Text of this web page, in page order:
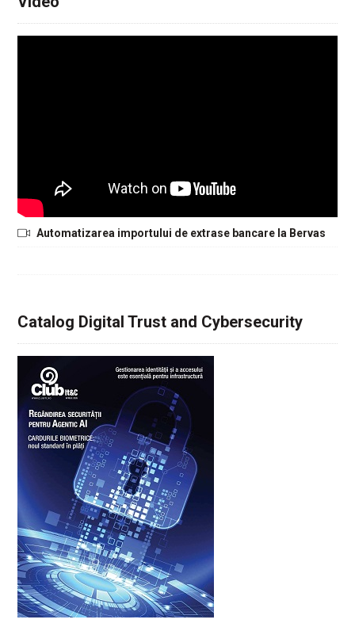
Automatizarea importului de extrase bancare la Bervas
Catalog Digital Trust and Cybersecurity